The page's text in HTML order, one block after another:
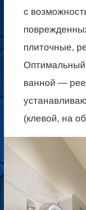
с
плиточные,
ванной —
(клевой, на